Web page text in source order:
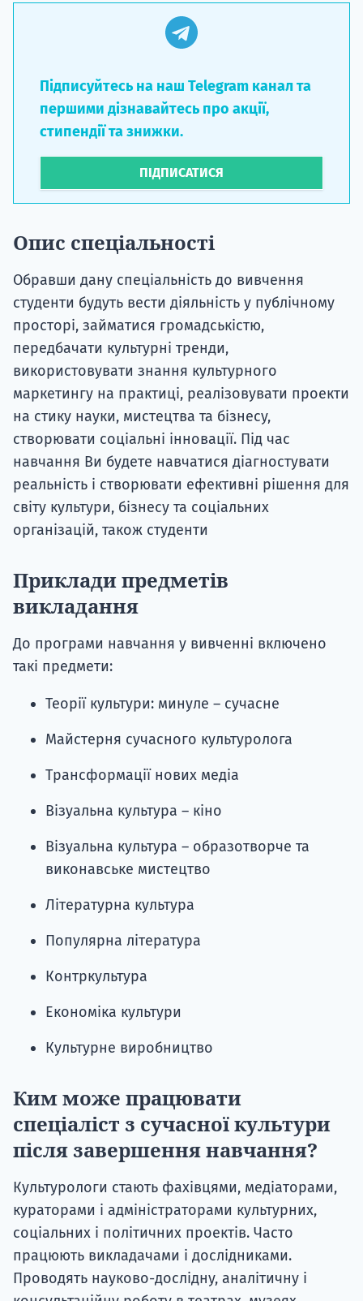
Підписуйтесь на наш Telegram канал та
першими дізнавайтесь про акції,
стипендії та знижки.
ПІДПИСАТИСЯ
Опис спеціальності
Обравши дану спеціальність до вивчення
студенти будуть вести діяльність у публічному
просторі, займатися громадськістю,
передбачати культурні тренди,
використовувати знання культурного
маркетингу на практиці, реалізовувати проекти
на стику науки, мистецтва та бізнесу,
створювати соціальні інновації. Під час
навчання Ви будете навчатися діагностувати
реальність і створювати ефективні рішення для
світу культури, бізнесу та соціальних
організацій, також студенти
Приклади предметів
викладання
До програми навчання у вивченні включено
такі предмети:
Теорії культури: минуле – сучасне
Майстерня сучасного культуролога
Трансформації нових медіа
Візуальна культура – ​​кіно
Візуальна культура – ​​образотворче та
виконавське мистецтво
Літературна культура
Популярна література
Контркультура
Економіка культури
Культурне виробництво
Ким може працювати
спеціаліст з сучасної культури
після завершення навчання?
Культурологи стають фахівцями, медіаторами,
кураторами і адміністраторами культурних,
соціальних і політичних проектів. Часто
працюють викладачами і дослідниками.
Проводять науково-дослідну, аналітичну і